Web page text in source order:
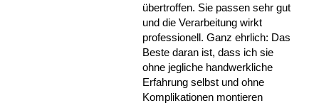
übertroffen. Sie passen sehr gut
und die Verarbeitung wirkt
professionell. Ganz ehrlich: Das
Beste daran ist, dass ich sie
ohne jegliche handwerkliche
Erfahrung selbst und ohne
Komplikationen montieren